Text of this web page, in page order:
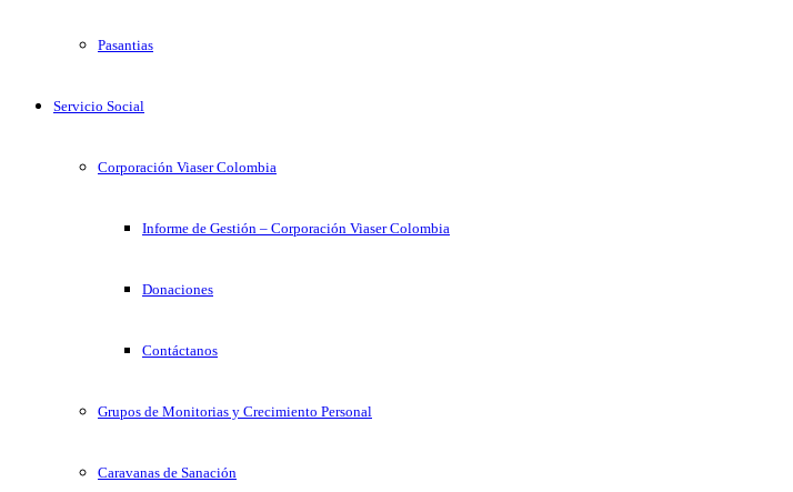
Pasantias
Servicio Social
Corporación Viaser Colombia
Informe de Gestión – Corporación Viaser Colombia
Donaciones
Contáctanos
Grupos de Monitorias y Crecimiento Personal
Caravanas de Sanación